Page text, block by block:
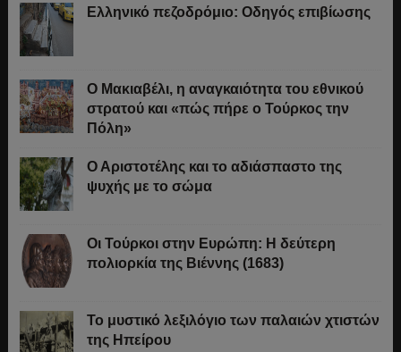
Ελληνικό πεζοδρόμιο: Οδηγός επιβίωσης
Ο Μακιαβέλι, η αναγκαιότητα του εθνικού
στρατού και «πώς πήρε ο Τούρκος την
Πόλη»
Ο Αριστοτέλης και το αδιάσπαστο της
ψυχής με το σώμα
Οι Τούρκοι στην Ευρώπη: Η δεύτερη
πολιορκία της Βιέννης (1683)
Το μυστικό λεξιλόγιο των παλαιών χτιστών
της Ηπείρου